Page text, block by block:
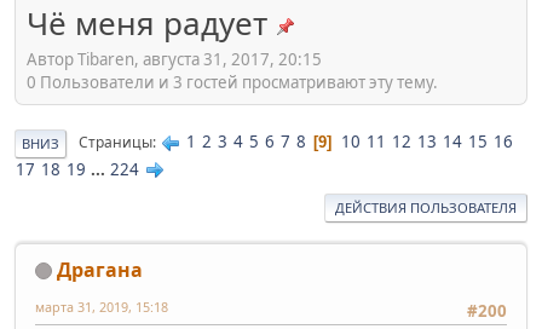
Чё меня радует
Автор Tibaren, августа 31, 2017, 20:15
0 Пользователи и 3 гостей просматривают эту тему.
ВНИЗ Страницы 1 2 3 4 5 6 7 8 9 10 11 12 13 14 15 16
17 18 19 ... 224
ДЕЙСТВИЯ ПОЛЬЗОВАТЕЛЯ
Драгана
#200
марта 31, 2019, 15:18